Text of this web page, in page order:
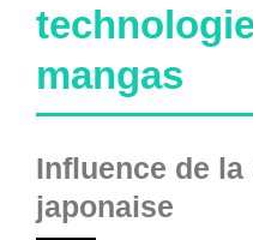
mangas
Influence de
japonaise